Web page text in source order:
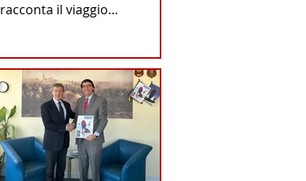
racconta il viaggio